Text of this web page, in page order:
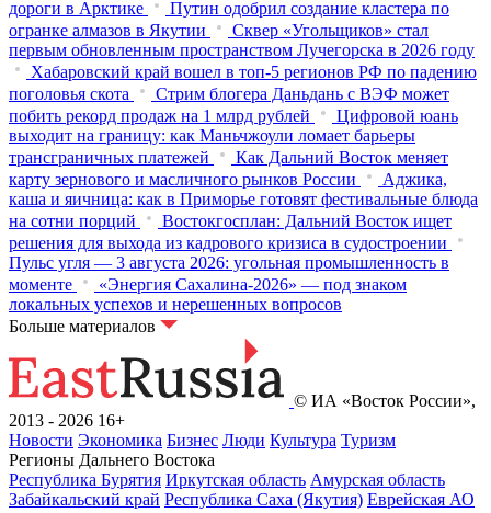
дороги в Арктике
Путин одобрил создание кластера по
огранке алмазов в Якутии
Сквер «Угольщиков» стал
первым обновленным пространством Лучегорска в 2026 году
Хабаровский край вошел в топ-5 регионов РФ по падению
поголовья скота
Стрим блогера Даньдань с ВЭФ может
побить рекорд продаж на 1 млрд рублей
Цифровой юань
выходит на границу: как Маньчжоули ломает барьеры
трансграничных платежей
Как Дальний Восток меняет
карту зернового и масличного рынков России
Аджика,
каша и яичница: как в Приморье готовят фестивальные блюда
на сотни порций
Востокгосплан: Дальний Восток ищет
решения для выхода из кадрового кризиса в судостроении
Пульс угля — 3 августа 2026: угольная промышленность в
моменте
«Энергия Сахалина-2026» — под знаком
локальных успехов и нерешенных вопросов
Больше материалов
© ИА «Восток России»,
2013 - 2026 16+
Новости Экономика Бизнес Люди Культура Туризм
Регионы Дальнего Востока
Республика Бурятия Иркутская область Амурская область
Забайкальский край Республика Саха (Якутия) Еврейская АО